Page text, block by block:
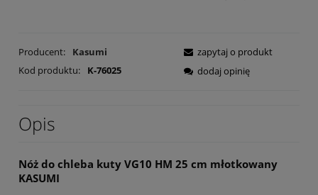
Producent:
Kasumi
Kod produktu:
K-76025
zapytaj o produkt
dodaj opinię
Opis
Nóż do chleba kuty VG10 HM 25 cm młotkowany
KASUMI